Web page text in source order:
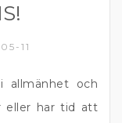
11
allmänhet och
eller har tid att